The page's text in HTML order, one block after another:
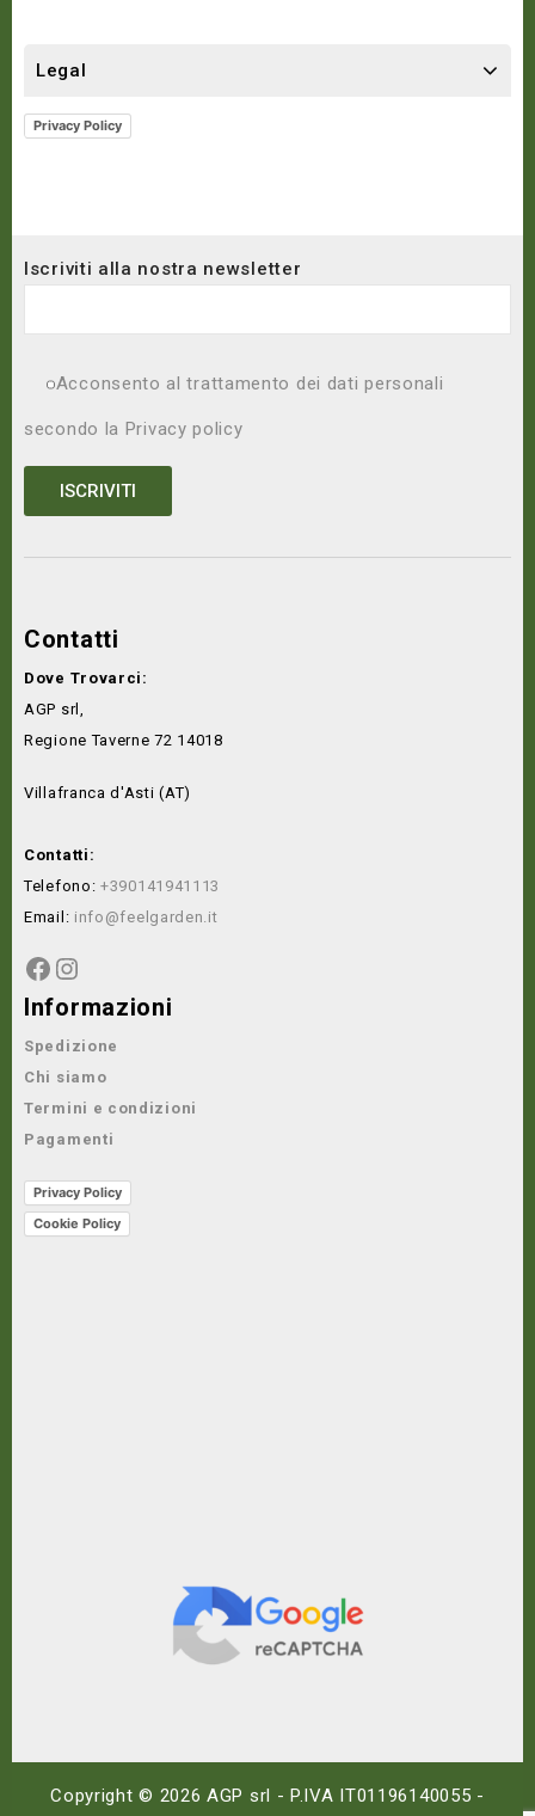
Legal
Privacy Policy
Iscriviti alla nostra newsletter
Acconsento al trattamento dei dati personali
secondo la Privacy policy
Contatti
Dove Trovarci:
AGP srl,
Regione Taverne 72 14018
Villafranca d'Asti (AT)
Contatti:
Telefono: +390141941113
Email: info@feelgarden.it
Informazioni
Spedizione
Chi siamo
Termini e condizioni
Pagamenti
Privacy Policy
Cookie Policy
Copyright © 2026 AGP srl - P.IVA IT01196140055 -